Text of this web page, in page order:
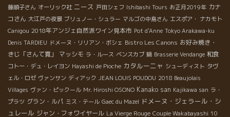
藤順子さん オーリック社 ニース 戸田シェフ Ishibashi Tours お正月2019年 カナ
コさん 大江戸の夜景 ブリュノー・シュラー マルゴの中島さん エスポア・ ナカモト
Canigou 2018年アンジェ自然派ワイン見本市 Pot d'Anne Tokyo Arakawa-ku
Denis TARDIEU ドメーヌ・リリアン・ボシェ Bistro Les Canons お好み焼き・
きじ「さんて寛」
マッシモ ラ・ルース ベンスカブ 鍋 Brasserie Vendange 和食
コトー・デュ・レイヨン Hayashi de Pioche カタルーニャ シューディスト タヴ
ェル・ロゼ ヴァンサン ディアック JEAN LOUIS POUDOU 2018 Beaujolais
Villages ヴァン・ピックール Mr. Hiroshi OSONO Kanako san Kajikawa san ラ・
プラツ グラン・ルパ ミス・テール Gaec du Mazel ドメーヌ・ジェラール・シ
ュレール ジャン・フォワイヤール La Vierge Rouge Couple Wakabayashi 10